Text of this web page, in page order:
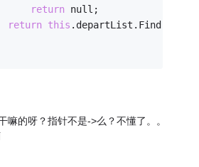
return null;
return this .departList.Find(s =>
嘛的呀？指针不是->么？不懂了。。